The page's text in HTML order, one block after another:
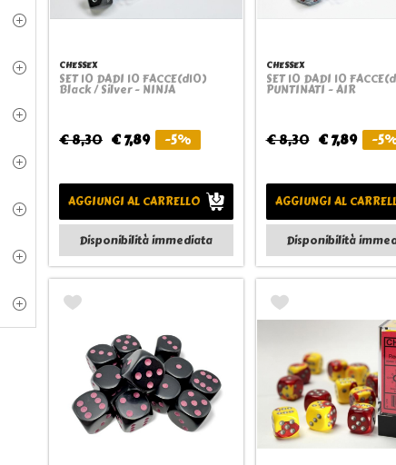
Quickview
CHESSEX
SET 10 DADI 10 FACCE(d10)
Black / Silver - NINJA
€ 8,30 € 7,89 -5%
AGGIUNGI AL CARRELLO
Disponibilità immediata
Quickview
CHESSEX
SET 10 DADI 10
PUNTINATI - AIR
€ 8,30 € 7,89 -
AGGIUNGI AL
Disponibilità